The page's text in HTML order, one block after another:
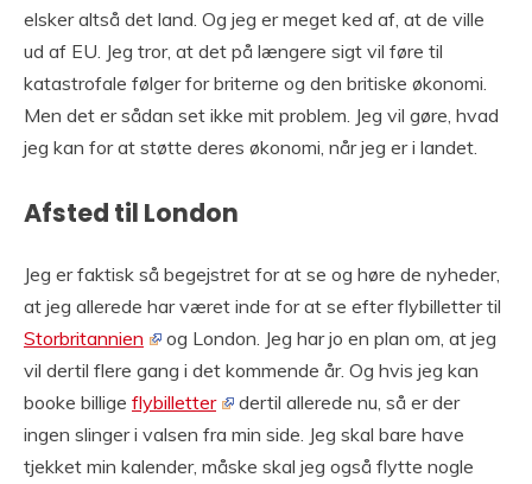
elsker altså det land. Og jeg er meget ked af, at de ville
ud af EU. Jeg tror, at det på længere sigt vil føre til
katastrofale følger for briterne og den britiske økonomi.
Men det er sådan set ikke mit problem. Jeg vil gøre, hvad
jeg kan for at støtte deres økonomi, når jeg er i landet.
Afsted til London
Jeg er faktisk så begejstret for at se og høre de nyheder,
at jeg allerede har været inde for at se efter flybilletter til
Storbritannien
og London. Jeg har jo en plan om, at jeg
vil dertil flere gang i det kommende år. Og hvis jeg kan
booke billige flybilletter
dertil allerede nu, så er der
ingen slinger i valsen fra min side. Jeg skal bare have
tjekket min kalender, måske skal jeg også flytte nogle